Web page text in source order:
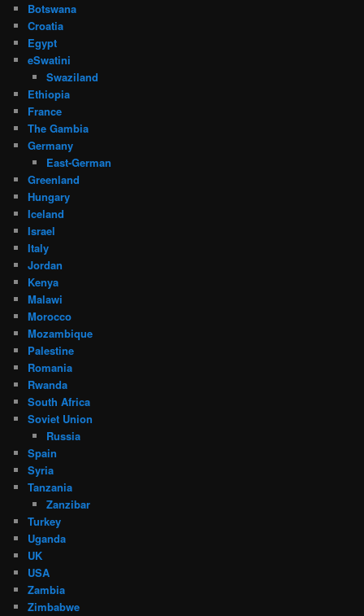
Botswana
Croatia
Egypt
eSwatini
Swaziland
Ethiopia
France
The Gambia
Germany
East-German
Greenland
Hungary
Iceland
Israel
Italy
Jordan
Kenya
Malawi
Morocco
Mozambique
Palestine
Romania
Rwanda
South Africa
Soviet Union
Russia
Spain
Syria
Tanzania
Zanzibar
Turkey
Uganda
UK
USA
Zambia
Zimbabwe